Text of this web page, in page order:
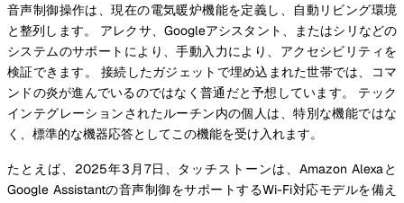
音声制御操作は、現在の電気暖炉機能を定義し、自動リビング環境
と整列します。 アレクサ、Googleアシスタント、またはシリなどの
システムのサポートにより、手動入力により、アクセシビリティを
検証できます。 接続したガジェットで埋め込まれた世帯では、コマ
ンドの炎が進んでいるのではなく普通だと予想しています。 テック
インテグレーションされたルーチン内の個人は、特別な機能ではな
く、標準的な機器応答としてこの機能を受け入れます。
たとえば、2025年3月7日、タッチストーンは、Amazon Alexaと
Google Assistantの音声制御をサポートするWi-Fi対応モデルを備え